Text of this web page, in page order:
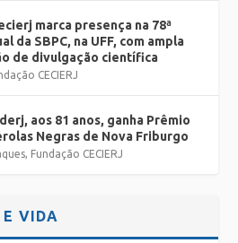
marca presença na 78ª
da SBPC, na UFF, com ampla
de divulgação científica
CECIERJ
aos 81 anos, ganha Prêmio
Negras de Nova Friburgo
, Fundação CECIERJ
E VIDA